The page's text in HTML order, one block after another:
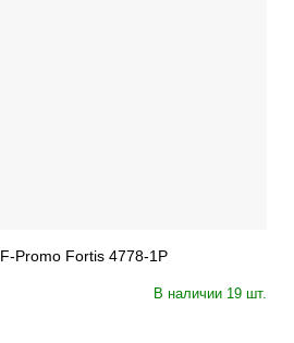
Подвесной светильник F-Promo Fortis 4778-1P
В наличии 19 шт.